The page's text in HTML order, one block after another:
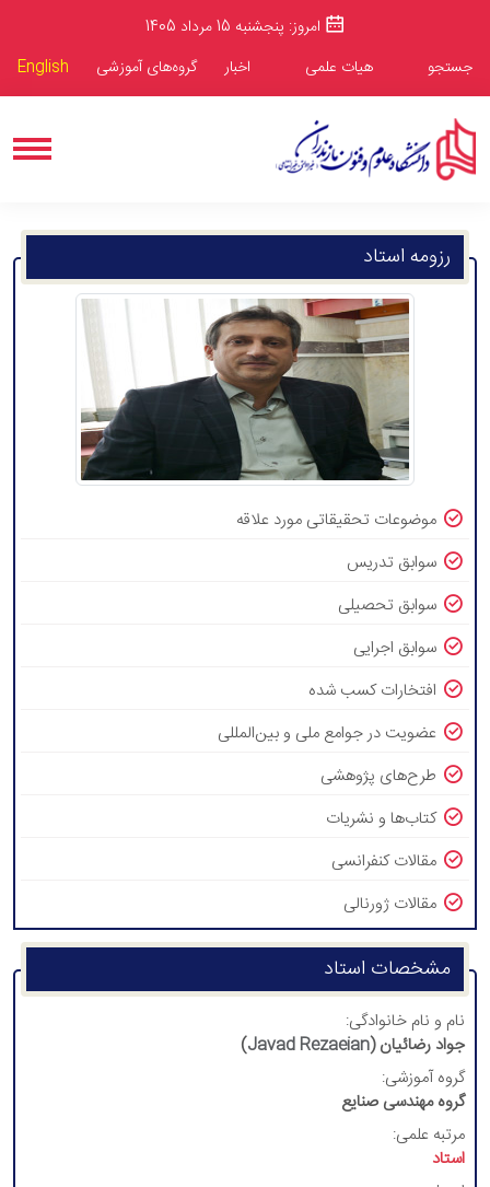
امروز: پنجشنبه 15 مرداد 1405
جستجو
هیات علمی اخبار گروه‌های آموزشی English
رزومه استاد
موضوعات تحقیقاتی مورد علاقه
سوابق تدریس
سوابق تحصیلی
سوابق اجرایی
افتخارات کسب شده
عضویت در جوامع ملی و بین‌المللی
طرح‌های پژوهشی
کتاب‌ها و نشریات
مقالات کنفرانسی
مقالات ژورنالی
مشخصات استاد
نام و نام خانوادگی:
جواد رضائیان (Javad Rezaeian
)
گروه آموزشی:
گروه مهندسی صنایع
مرتبه علمی:
استاد